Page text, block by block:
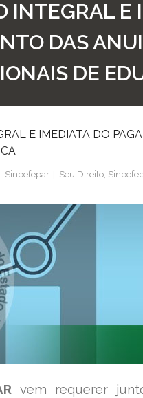
INTEGRAL E
DAS
DE
E IMEDIATA DO
Sinpefepar Seu Direito
vem requerer